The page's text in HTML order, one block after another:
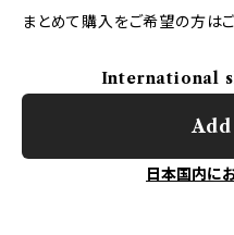
まとめて購入をご希望の方はご
International
日本国内に